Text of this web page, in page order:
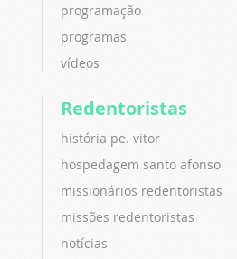
programação
programas
vídeos
Redentoristas
história pe. vitor
hospedagem santo afonso
missionários redentoristas
missões redentoristas
notícias